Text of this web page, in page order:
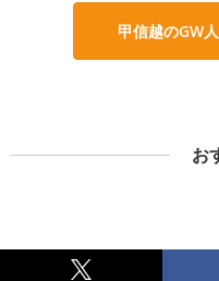
甲信越のGW
お